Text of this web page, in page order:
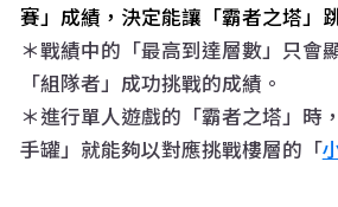
賽」成績，決定能讓「霸者之塔」
＊戰績中的「最高到達層數」只會
「組隊者」成功挑戰的成績。
＊進行單人遊戲的「霸者之塔」時
手罐」就能夠以對應挑戰樓層的「